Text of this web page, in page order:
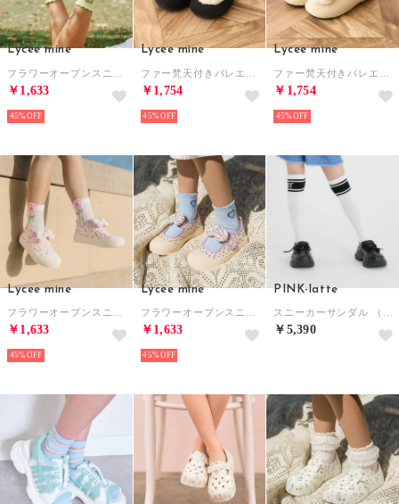
Lycee mine
￥1,633
45%
Lycee mine
￥1,754
45%
Lycee mine
￥1,754
45%
Lycee mine
￥1,633
45%
Lycee mine
￥1,633
45%
PINK-latte
￥5,390